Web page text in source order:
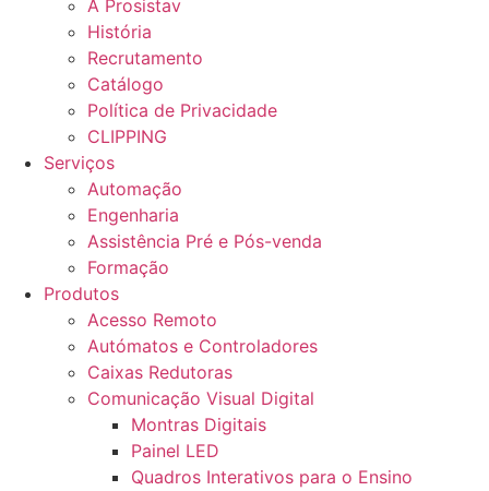
A Prosistav
História
Recrutamento
Catálogo
Política de Privacidade
CLIPPING
Serviços
Automação
Engenharia
Assistência Pré e Pós-venda
Formação
Produtos
Acesso Remoto
Autómatos e Controladores
Caixas Redutoras
Comunicação Visual Digital
Montras Digitais
Painel LED
Quadros Interativos para o Ensino